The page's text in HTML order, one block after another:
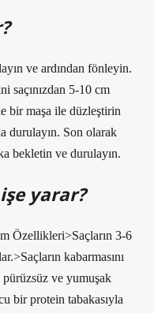
ve ardından fönleyin.
saçınızdan 5-10 cm
bir maşa ile düzleştirin
durulayın. Son olarak
bekletin ve durulayın.
yarar?
Özellikleri>Saçların 3-6
kabarmasını
ve yumuşak
bir protein tabakasıyla